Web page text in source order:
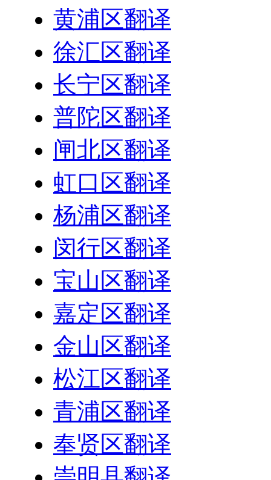
黄浦区翻译
徐汇区翻译
长宁区翻译
普陀区翻译
闸北区翻译
虹口区翻译
杨浦区翻译
闵行区翻译
宝山区翻译
嘉定区翻译
金山区翻译
松江区翻译
青浦区翻译
奉贤区翻译